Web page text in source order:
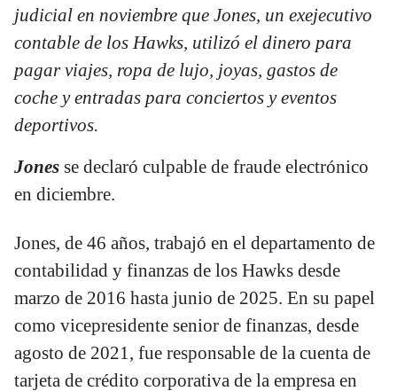
judicial en noviembre que Jones, un exejecutivo
contable de los Hawks, utilizó el dinero para
pagar viajes, ropa de lujo, joyas, gastos de
coche y entradas para conciertos y eventos
deportivos.
Jones se declaró culpable de fraude electrónico
en diciembre.
Jones, de 46 años, trabajó en el departamento de
contabilidad y finanzas de los Hawks desde
marzo de 2016 hasta junio de 2025. En su papel
como vicepresidente senior de finanzas, desde
agosto de 2021, fue responsable de la cuenta de
tarjeta de crédito corporativa de la empresa en